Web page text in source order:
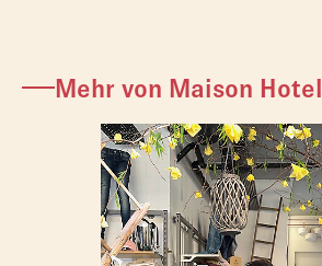
Mehr von Maison Hotel